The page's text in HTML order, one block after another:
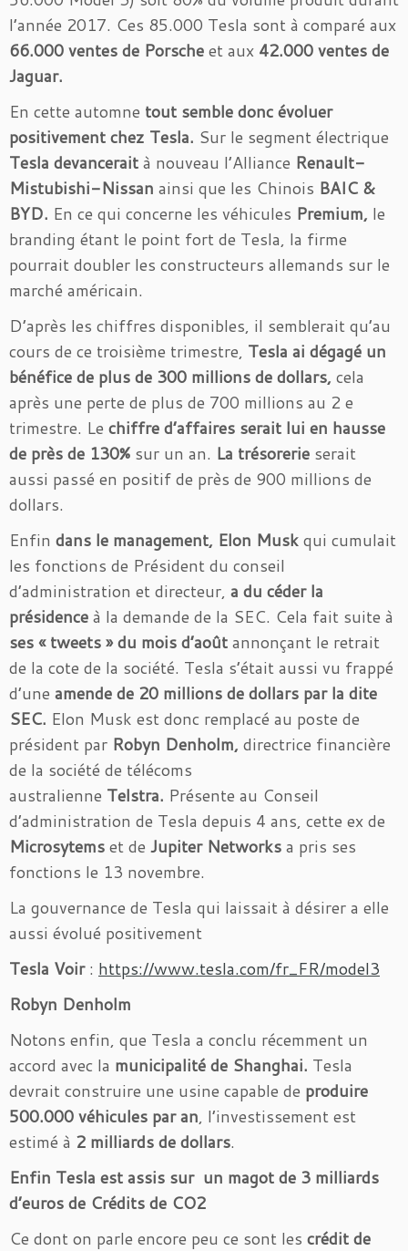
l’année 2017. Ces 85.000 Tesla sont à comparé aux
66.000 ventes de Porscheet aux 42.000 ventes de
Jaguar.
En cette automne tout semble donc évoluer
positivement chez Tesla. Sur le segment électrique
Tesla devanceraità nouveau l’Alliance Renault-
Mistubishi-Nissan ainsi que les Chinois BAIC &
BYD. En ce qui concerne les véhicules Premium, le
branding étant le point fort de Tesla, la firme
pourrait doubler les constructeurs allemands sur le
marché américain.
D’après les chiffres disponibles, il semblerait qu’au
cours de ce troisième trimestre, Tesla ai dégagé un
bénéfice de plus de 300 millions de dollars, cela
après une perte de plus de 700 millions au 2 e
trimestre. Le chiffre d’affaires serait lui en hausse
de près de 130% sur un an. La trésorerie serait
aussi passé en positif de près de 900 millions de
dollars.
Enfin dans le management, Elon Muskqui cumulait
les fonctions de Président du conseil
d’administration et directeur, a du céder la
présidenceà la demande de la SEC. Cela fait suite à
ses « tweets » du mois d’aoûtannonçant le retrait
de la cote de la société. Tesla s’était aussi vu frappé
d’une amende de 20 millions de dollars par la dite
SEC. Elon Musk est donc remplacé au poste de
président par Robyn Denholm, directrice financière
de la société de télécoms
australienne Telstra. Présente au Conseil
d’administration de Tesla depuis 4 ans, cette ex de
Microsytemset de Jupiter Networksa pris ses
fonctions le 13 novembre.
La gouvernance de Tesla qui laissait à désirer a elle
aussi évolué positivement
Tesla Voir: https://www.tesla.com/fr_FR/model3
Robyn Denholm
Notons enfin, que Tesla a conclu récemment un
accord avec la municipalité de Shanghai. Tesla
devrait construire une usine capable de produire
500.000 véhicules par an, l’investissement est
estimé à 2 milliards de dollars.
Enfin Tesla est assis sur un magot de 3 milliards
d’euros de Crédits de CO2
Ce dont on parle encore peu ce sont les crédit de